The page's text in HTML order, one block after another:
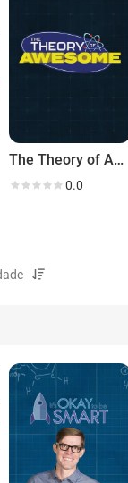
The Theory of Awesome
0.0